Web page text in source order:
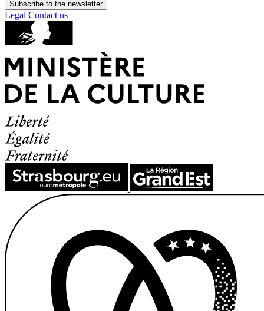
Subscribe to the newsletter
Legal Contact us